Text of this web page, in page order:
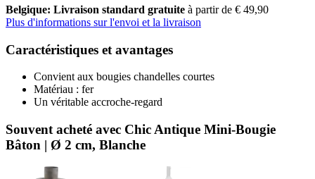
Belgique: Livraison standard gratuite à partir de € 49,90
Plus d'informations sur l'envoi et la livraison
Caractéristiques et avantages
Convient aux bougies chandelles courtes
Matériau : fer
Un véritable accroche-regard
Souvent acheté avec Chic Antique Mini-Bougie
Bâton | Ø 2 cm, Blanche